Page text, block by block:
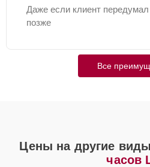
Даже если клиент
позже
Все
Цены на другие
часов